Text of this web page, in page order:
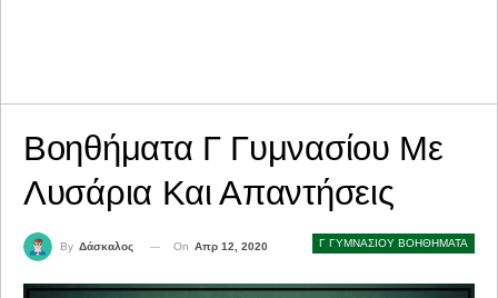
Βοηθήματα Γ Γυμνασίου Με
Λυσάρια Και Απαντήσεις
Γ ΓΥΜΝΑΣΙΟΥ ΒΟΗΘΗΜΑΤΑ
By Δάσκαλος On Απρ 12, 2020